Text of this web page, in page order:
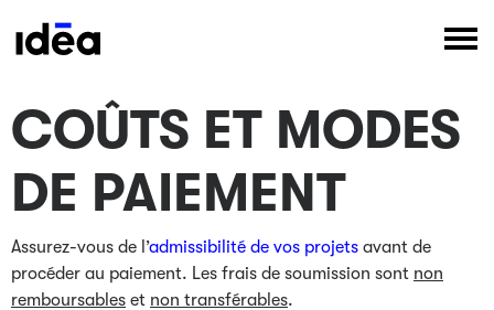
COÛTS ET MODES
DE PAIEMENT
Assurez-vous de l’admissibilité de vos projets avant de
procéder au paiement. Les frais de soumission sont non
remboursables et non transférables.